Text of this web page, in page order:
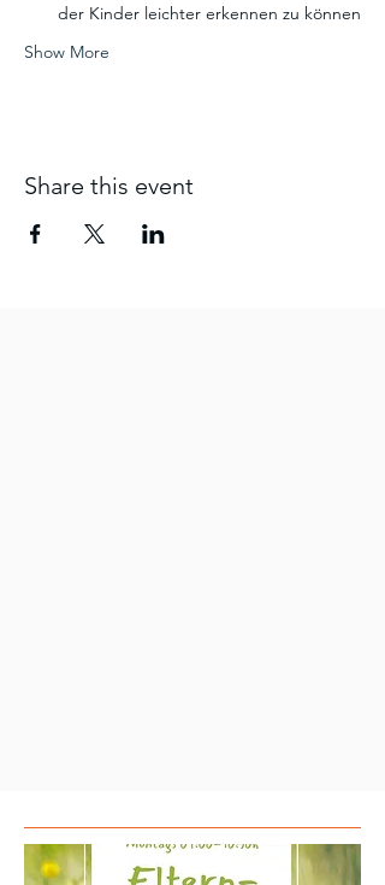
der Kinder leichter erkennen zu können
Show More
Share this event